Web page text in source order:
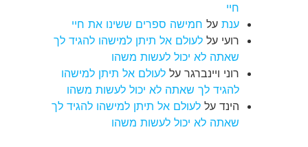
חיי
ענת על חמישה ספרים ששינו את חיי
רועי על לעולם אל תיתן למישהו להגיד לך
שאתה לא יכול לעשות משהו
רוני ויינברגר על לעולם אל תיתן למישהו
להגיד לך שאתה לא יכול לעשות משהו
הינד על לעולם אל תיתן למישהו להגיד לך
שאתה לא יכול לעשות משהו